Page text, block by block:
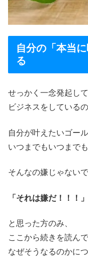
自分の「本当
る
せっかく一念発起し
ビジネスをしているの
自分が叶えたいゴー
いつまでもいつまで
そんなの嫌じゃない
「それは嫌だ！！！」
と思った方のみ、
ここから続きを読ん
なぜそうなるのかに